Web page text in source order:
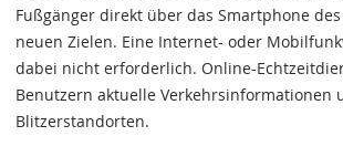
Fußgänger direkt über das Smartphone
neuen Zielen. Eine Internet- oder
dabei nicht erforderlich. Online-
Benutzern aktuelle Verkehrsinformationen
Blitzerstandorten.